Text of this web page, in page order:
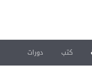
كتب دورات